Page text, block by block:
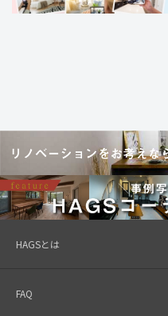
HAGSとは
FAQ